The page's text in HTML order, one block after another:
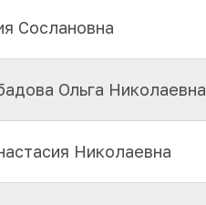
Сослановна
Ольга Николаевна
Николаевна